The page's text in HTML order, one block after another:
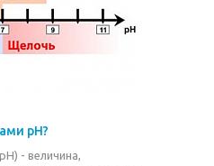
pH?
- величина,